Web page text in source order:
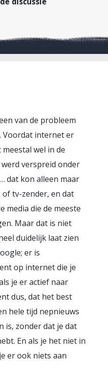
van de probleem
Voordat internet er
wel in de
verspreid onder
dat kon alleen maar
tv-zender, en dat
media die de meeste
Maar dat is niet
duidelijk laat zien
er is
op internet die je
je er actief naar
dus, dat het best
hele tijd nepnieuws
is, zonder dat je dat
En als je het niet in
er ook niets aan